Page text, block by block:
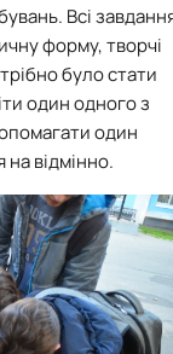
. Всі
форму, творчі
було стати
один одного з
один
відмінно.